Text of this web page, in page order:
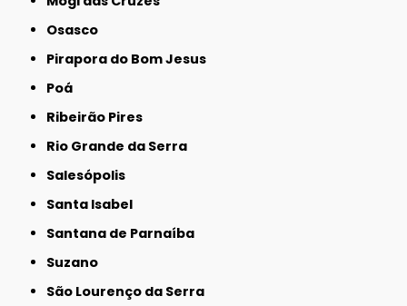
Osasco
Pirapora do Bom Jesus
Poá
Ribeirão Pires
Rio Grande da Serra
Salesópolis
Santa Isabel
Santana de Parnaíba
Suzano
São Lourenço da Serra